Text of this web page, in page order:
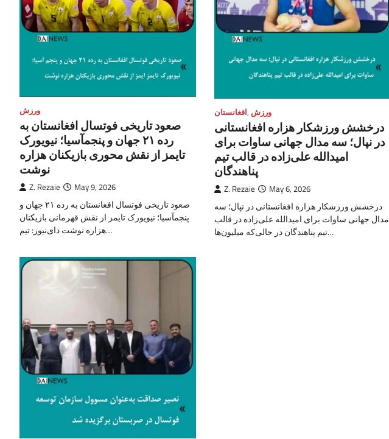
ورزش
صعود تاریخی فوتسال افغانستان به
رده ۲۱ جهان و پنجمآسیا؛ نیویورک
تایمز از نقش محوری بازیکنان هزاره
نوشت
Z. Rezaie May 9, 2026
صعود تاریخی فوتسال افغانستان به رده ۲۱ جهان و
پنجمآسیا؛ نیویورک تایمز از نقش قهرمانی بازیکنان
هزاره نوشت دای‌نیوز: تیم…
افغانستان, ورزش
درخشش ورزشکار هزاره افغانستانی
در نپال؛ سه مدال جهانی ساوات برای
امیدالله علی‌زاده در قالب تیم
پناهندگان
Z. Rezaie May 6, 2026
درخشش ورزشکار هزاره افغانستانی در نپال؛ سه
مدال جهانی ساوات برای امیدالله علی‌زاده در قالب
تیم پناهندگان در حالی‌که میلیون‌ها…